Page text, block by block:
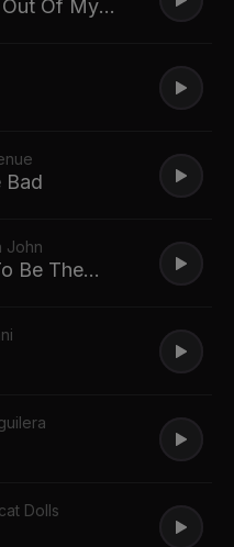
Of My
Bad
John
Be The
Dolls